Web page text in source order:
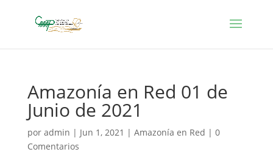
Amazonía en Red 01 de
Junio de 2021
por admin | Jun 1, 2021 | Amazonía en Red | 0
Comentarios